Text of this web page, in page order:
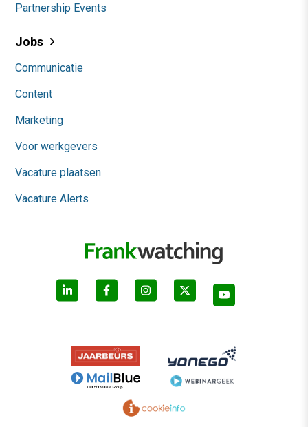
Partnership Events
Jobs
Communicatie
Content
Marketing
Voor werkgevers
Vacature plaatsen
Vacature Alerts